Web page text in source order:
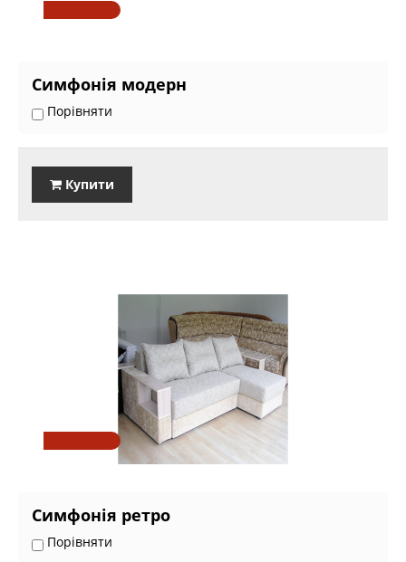
Симфонія модерн
Порівняти
Купити
Симфонія ретро
Порівняти